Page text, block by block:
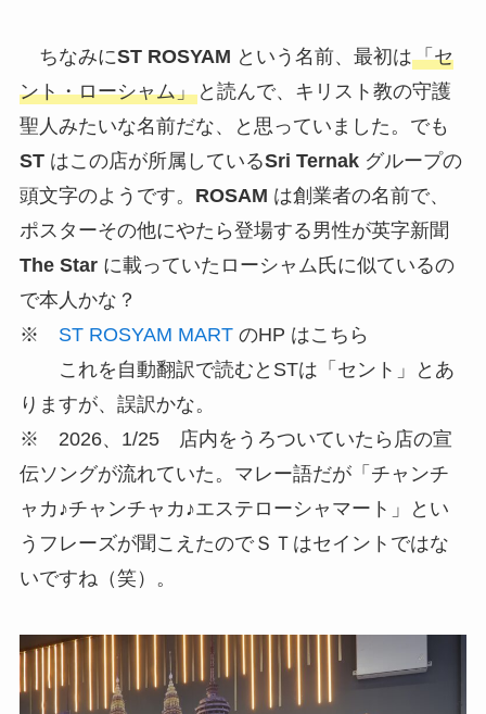
ちなみにST ROSYAM という名前、最初は「セ
ント・ローシャム」と読んで、キリスト教の守護
聖人みたいな名前だな、と思っていました。でも
ST はこの店が所属しているSri Ternakグループの
頭文字のようです。 ROSAM は創業者の名前で、
ポスターその他にやたら登場する男性が英字新聞
The Starに載っていたローシャム氏に似ているの
で本人かな？
※ ST ROSYAM MARTのHP はこちら
これを自動翻訳で読むとSTは「セント」とあ
りますが、誤訳かな。
※ 2026、1/25 店内をうろついていたら店の宣
伝ソングが流れていた。マレー語だが「チャンチ
ャカ♪チャンチャカ♪エステローシャマート」とい
うフレーズが聞こえたのでＳＴはセイントではな
いですね（笑）。